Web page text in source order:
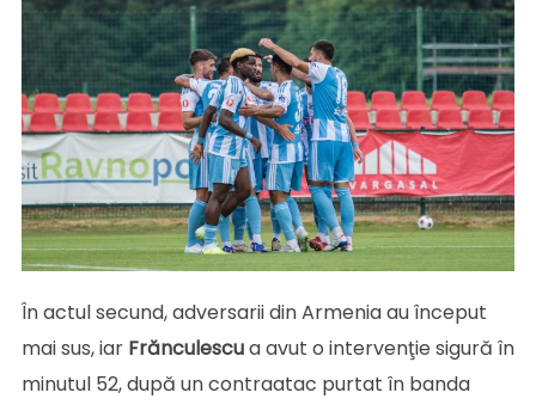
În actul secund, adversarii din Armenia au început
mai sus, iar Frănculescua avut o intervenţie sigură în
minutul 52, după un contraatac purtat în banda